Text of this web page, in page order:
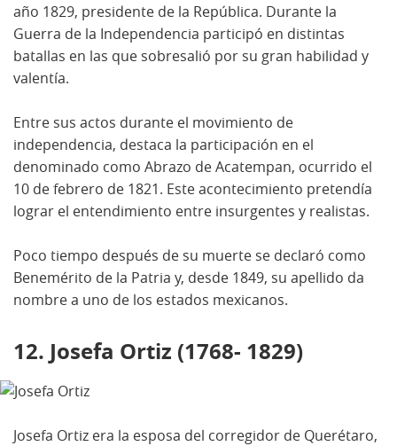
año 1829, presidente de la República. Durante la
Guerra de la Independencia participó en distintas
batallas en las que sobresalió por su gran habilidad y
valentía.
Entre sus actos durante el movimiento de
independencia, destaca la participación en el
denominado como Abrazo de Acatempan, ocurrido el
10 de febrero de 1821. Este acontecimiento pretendía
lograr el entendimiento entre insurgentes y realistas.
Poco tiempo después de su muerte se declaró como
Benemérito de la Patria y, desde 1849, su apellido da
nombre a uno de los estados mexicanos.
12. Josefa Ortiz (1768- 1829)
Josefa Ortiz era la esposa del corregidor de Querétaro,